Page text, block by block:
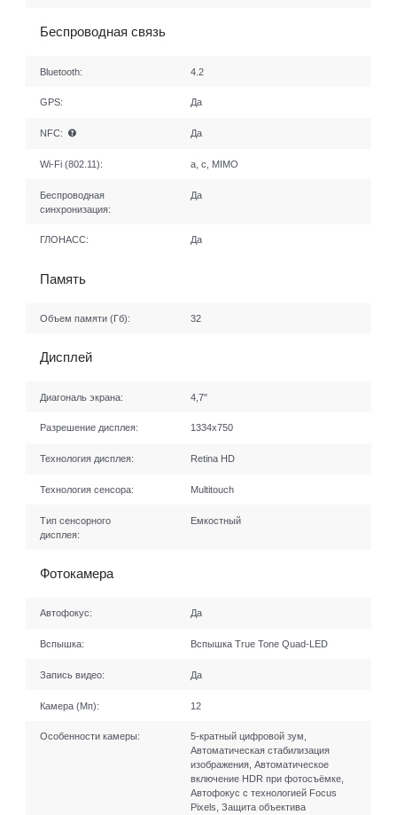
Беспроводная связь
Bluetooth: 4.2
GPS: Да
NFC: Да
Wi-Fi (802.11): a, c, MIMO
Беспроводная
синхронизация:
Да
ГЛОНАСС: Да
Память
Объем памяти (Гб): 32
Дисплей
Диагональ экрана: 4,7"
Разрешение дисплея: 1334x750
Технология дисплея: Retina HD
Технология сенсора: Multitouch
Тип сенсорного
дисплея:
Емкостный
Фотокамера
Автофокус: Да
Вспышка: Вспышка True Tone Quad-LED
Запись видео: Да
Камера (Мп): 12
Особенности камеры:
5-кратный цифровой зум,
Автоматическая стабилизация
изображения, Автоматическое
включение HDR при фотосъёмке,
Автофокус с технологией Focus
Pixels, Защита объектива